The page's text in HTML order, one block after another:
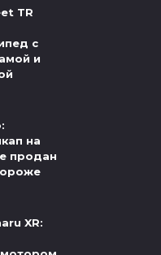
TR
с
и
на
продан
XR: